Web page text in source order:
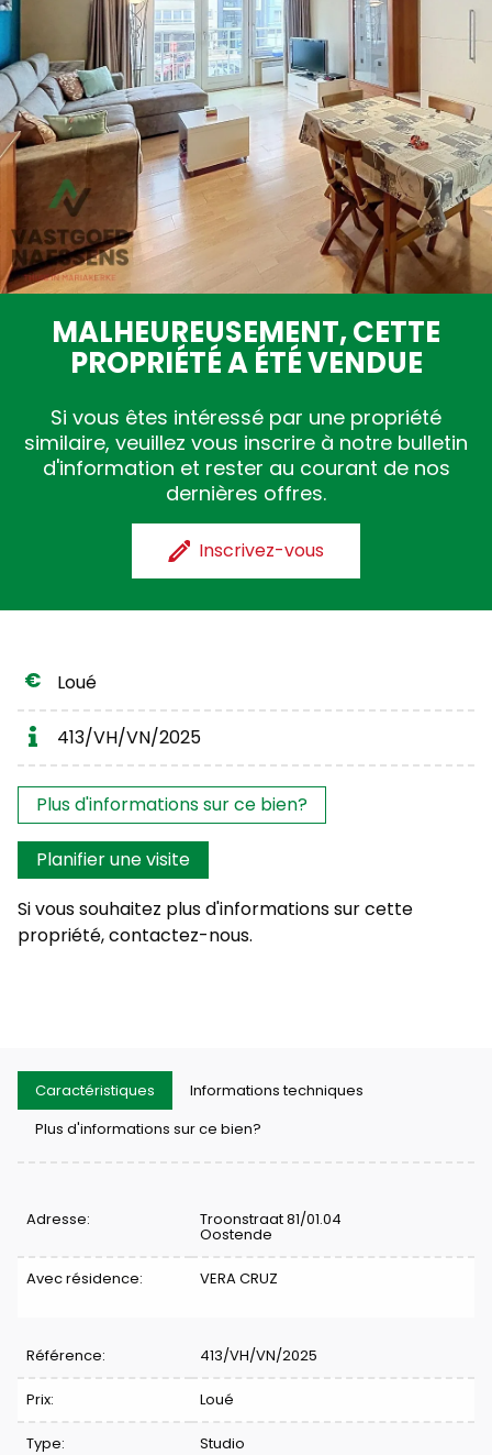
Estimation gratuite
MALHEUREUSEMENT, CETTE
PROPRIÉTÉ A ÉTÉ VENDUE
Si vous êtes intéressé par une propriété
similaire, veuillez vous inscrire à notre bulletin
d'information et rester au courant de nos
dernières offres.
Inscrivez-vous
Loué
413/VH/VN/2025
Les intérêts?
Plus d'informations sur ce bien?
Planifier une visite
Si vous souhaitez plus d'informations sur cette
propriété, contactez-nous.
Caractéristiques
Informations techniques
Plus d'informations sur ce bien?
Caractéristiques
Adresse: Troonstraat 81/01.04
Oostende
Avec résidence: VERA CRUZ
Référence: 413/VH/VN/2025
Prix: Loué
Type: Studio